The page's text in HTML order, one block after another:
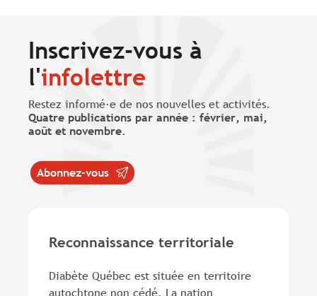
Inscrivez-vous à
l'infolettre
Restez informé·e de nos nouvelles et activités.
Quatre publications par année : février, mai,
août et novembre.
Abonnez-vous
Reconnaissance territoriale
Diabète Québec est située en territoire
autochtone non cédé. La nation